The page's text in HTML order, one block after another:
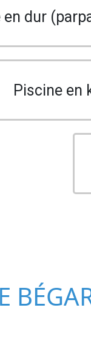
en dur
Piscine en